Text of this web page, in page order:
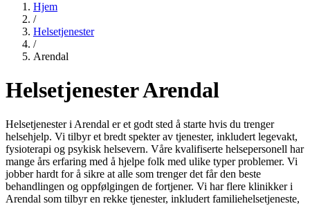
Hjem
/
Helsetjenester
/
Arendal
Helsetjenester Arendal
Helsetjenester i Arendal er et godt sted å starte hvis du trenger
helsehjelp. Vi tilbyr et bredt spekter av tjenester, inkludert legevakt,
fysioterapi og psykisk helsevern. Våre kvalifiserte helsepersonell har
mange års erfaring med å hjelpe folk med ulike typer problemer. Vi
jobber hardt for å sikre at alle som trenger det får den beste
behandlingen og oppfølgingen de fortjener. Vi har flere klinikker i
Arendal som tilbyr en rekke tjenester, inkludert familiehelsetjeneste,